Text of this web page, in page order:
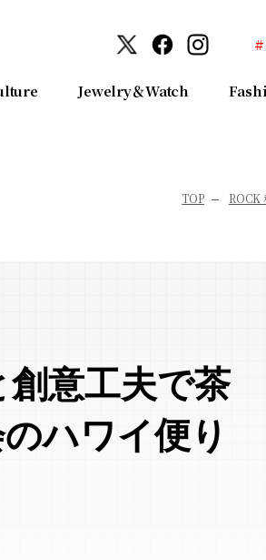
Jewelry＆Watch
TOP ROCK
意工夫で茶
ハワイ便り